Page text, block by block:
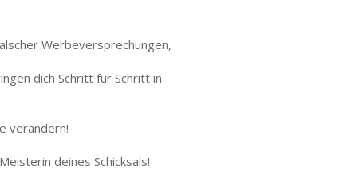
Werbeversprechungen,
dich Schritt für Schritt in
verändern!
deines Schicksals!